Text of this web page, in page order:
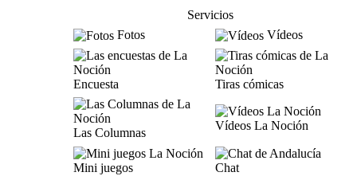
Servicios
Fotos
Vídeos
Encuesta Tiras cómicas
Las Columnas
Vídeos La Noción
Mini juegos
Chat